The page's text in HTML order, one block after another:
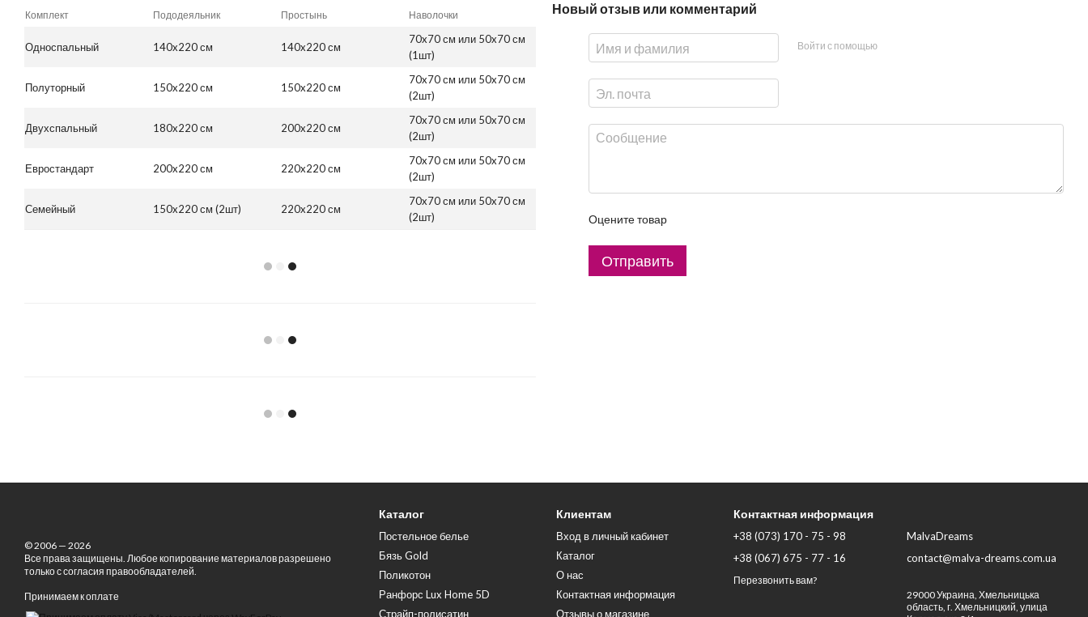
Комплект Пододеяльник Простынь Наволочки
Односпальный 140x220 см 140x220 см
70x70 см или 50x70 см
(1шт)
Полуторный 150x220 см 150x220 см
70x70 см или 50x70 см
(2шт)
Двухспальный 180x220 см 200x220 см
70x70 см или 50x70 см
(2шт)
Евростандарт 200x220 см 220x220 см
70x70 см или 50x70 см
(2шт)
Семейный 150x220 см (2шт) 220x220 см
70x70 см или 50x70 см
(2шт)
Новый отзыв или комментарий
Войти с помощью
Оцените товар
Отправить
© 2006 — 2026
Все права защищены. Любое копирование материалов разрешено
только с согласия правообладателей.
Принимаем к оплате
Каталог
Постельное белье
Бязь Gold
Поликотон
Ранфорс Lux Home 5D
Страйп-полисатин
Клиентам
Вход в личный кабинет
Каталог
О нас
Контактная информация
Отзывы о магазине
Контактная информация
+38 (073) 170 - 75 - 98
+38 (067) 675 - 77 - 16
Перезвонить вам?
MalvaDreams
contact@malva-dreams.com.ua
29000 Украина, Хмельницька
область, г. Хмельницкий, улица